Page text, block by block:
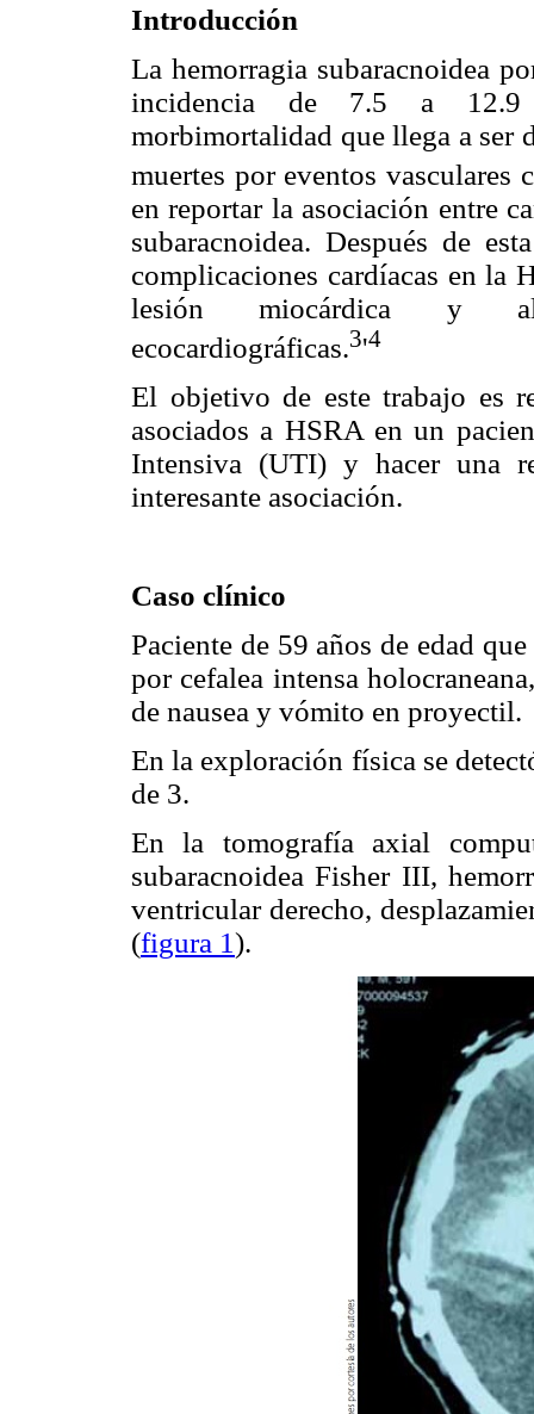
Introducción
La hemorragia subaracnoidea
incidencia de 7.5 a 12.9
morbimortalidad que llega a ser
muertes por eventos vasculares
en reportar la asociación entre
subaracnoidea. Después de
complicaciones cardíacas en la
lesión miocárdica y
ecocardiográficas.3'4
El objetivo de este trabajo es
asociados a HSRA en un
Intensiva (UTI) y hacer una
interesante asociación.
Caso clínico
Paciente de 59 años de edad
por cefalea intensa
de nausea y vómito en proyectil.
En la exploración física se
de 3.
En la tomografía axial
subaracnoidea Fisher III,
ventricular derecho,
(figura 1).